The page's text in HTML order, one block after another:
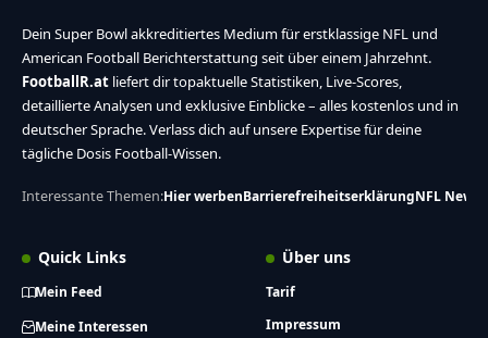
Dein Super Bowl akkreditiertes Medium für erstklassige NFL und
American Football Berichterstattung seit über einem Jahrzehnt.
FootballR.at liefert dir topaktuelle Statistiken, Live-Scores,
detaillierte Analysen und exklusive Einblicke – alles kostenlos und in
deutscher Sprache. Verlass dich auf unsere Expertise für deine
tägliche Dosis Football-Wissen.
Interessante Themen:Hier werbenBarrierefreiheitserklärungNFL News
Quick Links
Mein Feed
Meine Interessen
Über uns
Tarif
Impressum